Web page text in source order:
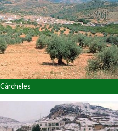
Cárcheles